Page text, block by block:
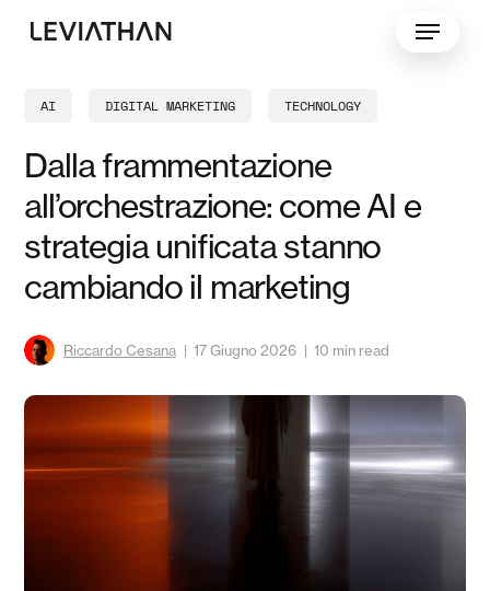
Menu
AI DIGITAL MARKETING TECHNOLOGY
Dalla frammentazione
all’orchestrazione: come AI e
strategia unificata stanno
cambiando il marketing
Riccardo Cesana 17 Giugno 2026 10 min read